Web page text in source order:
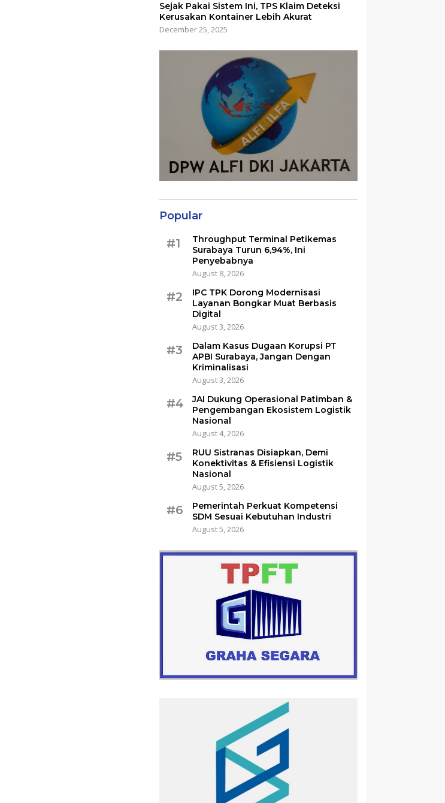
Sejak Pakai Sistem Ini, TPS Klaim Deteksi
Kerusakan Kontainer Lebih Akurat
December 25, 2025
Popular
#1
Throughput Terminal Petikemas
Surabaya Turun 6,94%, Ini
Penyebabnya
August 8, 2026
#2
IPC TPK Dorong Modernisasi
Layanan Bongkar Muat Berbasis
Digital
August 3, 2026
#3
Dalam Kasus Dugaan Korupsi PT
APBI Surabaya, Jangan Dengan
Kriminalisasi
August 3, 2026
#4
JAI Dukung Operasional Patimban &
Pengembangan Ekosistem Logistik
Nasional
August 4, 2026
#5
RUU Sistranas Disiapkan, Demi
Konektivitas & Efisiensi Logistik
Nasional
August 5, 2026
#6
Pemerintah Perkuat Kompetensi
SDM Sesuai Kebutuhan Industri
August 5, 2026